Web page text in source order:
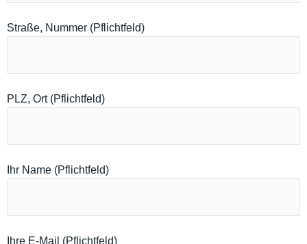
Straße, Nummer (Pflichtfeld)
PLZ, Ort (Pflichtfeld)
Ihr Name (Pflichtfeld)
Ihre E-Mail (Pflichtfeld)